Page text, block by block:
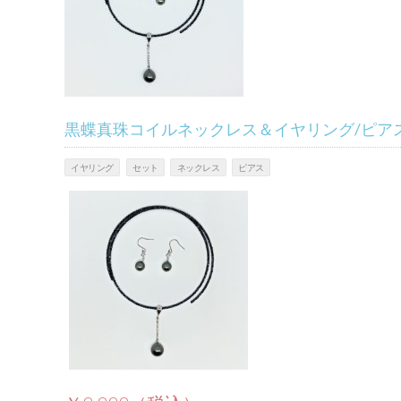
黒蝶真珠コイルネックレス＆イヤリング/ピア
イヤリング セット ネックレス ピアス